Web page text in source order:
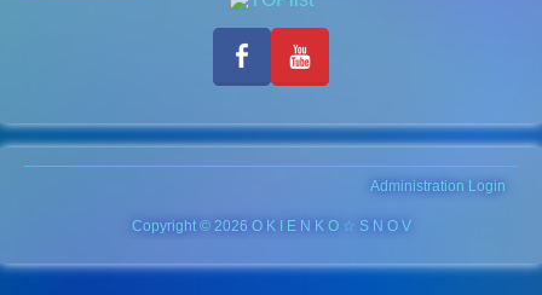
Administration Login
Copyright © 2026 O K I E N K O ☆ S N O V